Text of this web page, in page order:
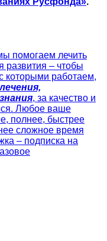
помогаем лечить
развития – чтобы
которыми работаем,
, за качество и
Любое ваше
полнее, быстрее
сложное время
– подписка на